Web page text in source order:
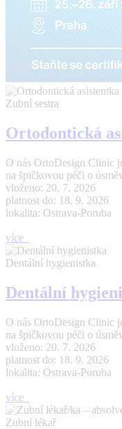
Zubní sestra
Ortodontická
O nás OrtoDesign Clinic
na špičkovou péči o
vloženo: 20. 7. 2026
platnost do: 18. 9. 2026
lokalita: Ostrava-Poruba
více
Dentální hygienistka
Dentální
O nás OrtoDesign Clinic
na špičkovou péči o
vloženo: 20. 7. 2026
platnost do: 18. 9. 2026
lokalita: Ostrava-Poruba
více
Zubní lékař